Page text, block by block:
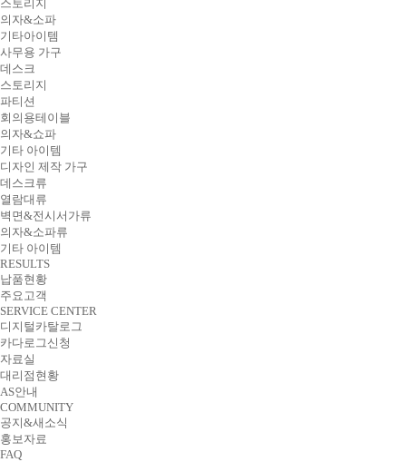
스토리지
의자&소파
기타아이템
사무용 가구
데스크
스토리지
파티션
회의용테이블
의자&쇼파
기타 아이템
디자인 제작 가구
데스크류
열람대류
벽면&전시서가류
의자&소파류
기타 아이템
RESULTS
납품현황
주요고객
SERVICE CENTER
디지털카탈로그
카다로그신청
자료실
대리점현황
AS안내
COMMUNITY
공지&새소식
홍보자료
FAQ